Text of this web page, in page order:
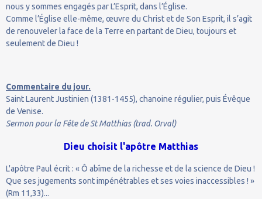
nous y sommes engagés par L’Esprit, dans l’Église.
Comme l’Église elle-même, œuvre du Christ et de Son Esprit, il s’agit
de renouveler la face de la Terre en partant de Dieu, toujours et
seulement de Dieu !
Commentaire du jour.
Saint Laurent Justinien (1381-1455), chanoine régulier, puis Évêque
de Venise.
Sermon pour la Fête de St Matthias (trad. Orval)
Dieu choisit l'apôtre Matthias
L'apôtre Paul écrit : « Ô abîme de la richesse et de la science de Dieu !
Que ses jugements sont impénétrables et ses voies inaccessibles ! »
(Rm 11,33)...